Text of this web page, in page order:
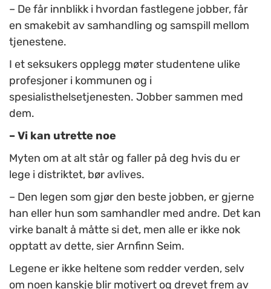
– De får innblikk i hvordan fastlegene jobber, får
en smakebit av samhandling og samspill mellom
tjenestene.
I et seksukers opplegg møter studentene ulike
profesjoner i kommunen og i
spesialisthelsetjenesten. Jobber sammen med
dem.
– Vi kan utrette noe
Myten om at alt står og faller på deg hvis du er
lege i distriktet, bør avlives.
– Den legen som gjør den beste jobben, er gjerne
han eller hun som samhandler med andre. Det kan
virke banalt å måtte si det, men alle er ikke nok
opptatt av dette, sier Arnfinn Seim.
Legene er ikke heltene som redder verden, selv
om noen kanskje blir motivert og drevet frem av